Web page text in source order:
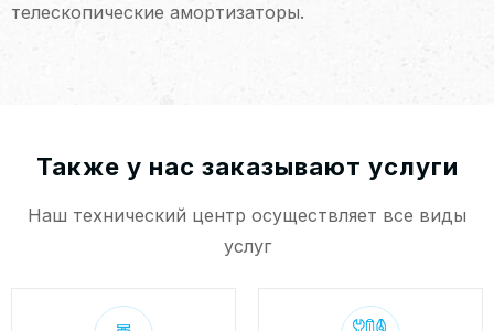
телескопические амортизаторы.
Также у нас заказывают услуги
Наш технический центр осуществляет все виды
услуг